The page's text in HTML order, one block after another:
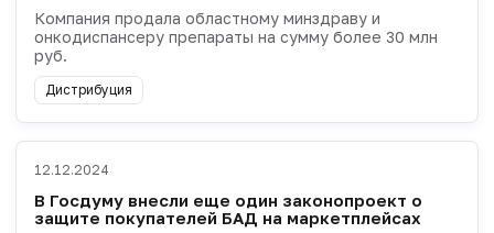
Компания продала областному минздраву и
онкодиспансеру препараты на сумму более 30 млн
руб.
Дистрибуция
12.12.2024
В Госдуму внесли еще один законопроект о
защите покупателей БАД на маркетплейсах